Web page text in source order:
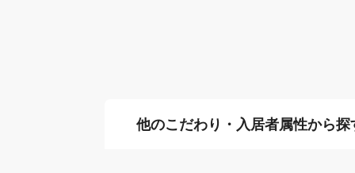
他のこだわり・入居者属性から探